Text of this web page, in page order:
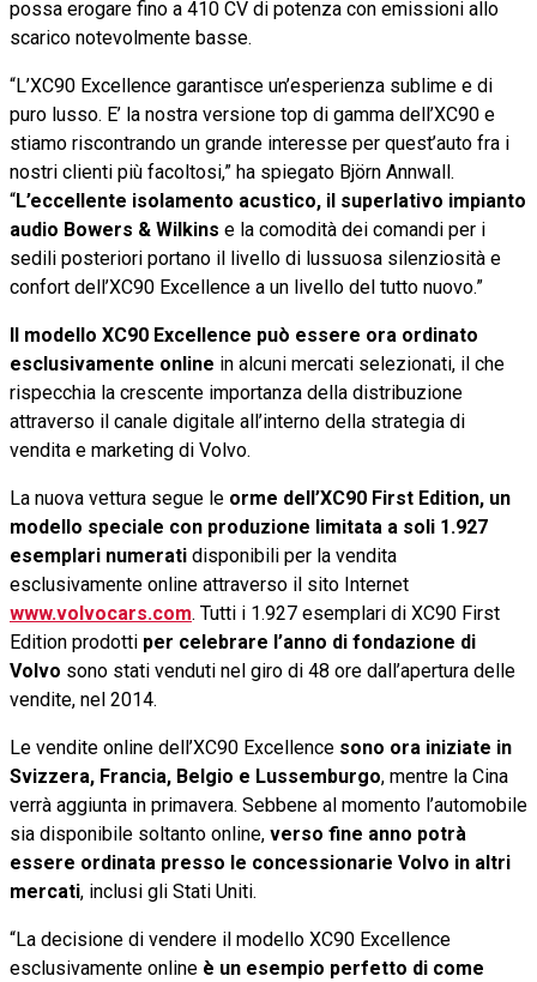
possa erogare fino a 410 CV di potenza con emissioni allo
scarico notevolmente basse.
“L’XC90 Excellence garantisce un’esperienza sublime e di
puro lusso. E’ la nostra versione top di gamma dell’XC90 e
stiamo riscontrando un grande interesse per quest’auto fra i
nostri clienti più facoltosi,” ha spiegato Björn Annwall.
“L’eccellente isolamento acustico, il superlativo impianto
audio Bowers & Wilkins e la comodità dei comandi per i
sedili posteriori portano il livello di lussuosa silenziosità e
confort dell’XC90 Excellence a un livello del tutto nuovo.”
Il modello XC90 Excellence può essere ora ordinato
esclusivamente online in alcuni mercati selezionati, il che
rispecchia la crescente importanza della distribuzione
attraverso il canale digitale all’interno della strategia di
vendita e marketing di Volvo.
La nuova vettura segue le orme dell’XC90 First Edition, un
modello speciale con produzione limitata a soli 1.927
esemplari numerati disponibili per la vendita
esclusivamente online attraverso il sito Internet
www.volvocars.com. Tutti i 1.927 esemplari di XC90 First
Edition prodotti per celebrare l’anno di fondazione di
Volvo sono stati venduti nel giro di 48 ore dall’apertura delle
vendite, nel 2014.
Le vendite online dell’XC90 Excellence sono ora iniziate in
Svizzera, Francia, Belgio e Lussemburgo, mentre la Cina
verrà aggiunta in primavera. Sebbene al momento l’automobile
sia disponibile soltanto online, verso fine anno potrà
essere ordinata presso le concessionarie Volvo in altri
mercati, inclusi gli Stati Uniti.
“La decisione di vendere il modello XC90 Excellence
esclusivamente online è un esempio perfetto di come